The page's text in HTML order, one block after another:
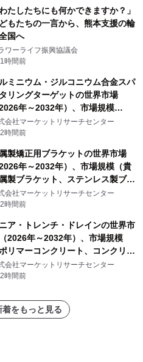
わたしたちにも何かできますか？」
もたちの一言から、熊本支援の輪
国へ
ワーライフ振興協議会
1時間前
ミニウム・ジルコニウム合金スパ
リングターゲットの世界市場
2026年～2032年）、市場規模
、0.999、その他）・分析レポ
を発表
会社マーケットリサーチセンター
2時間前
製矯正用ブラケットの世界市場
2026年～2032年）、市場規模（貴
製ブラケット、ステンレス製ブラ
ト、純チタン製ブラケット）・分
ポートを発表
会社マーケットリサーチセンター
2時間前
ア・トレンチ・ドレインの世界市
2026年～2032年）、市場規模
ポリマーコンクリート、コンクリー
プラスチック、金属）・分析レポ
を発表
会社マーケットリサーチセンター
2時間前
着をもっと見る